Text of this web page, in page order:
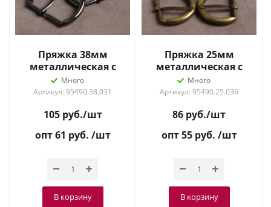
Пряжка 38мм
металлическая с
язычком Т.Никель
Много
Артикул: 95490.38.031
105руб./шт
опт 61 руб. /шт
В корзину
Пряжка 25мм
металлическая с
язычком Антик
Много
Артикул: 95490.25.036
86 руб./шт
опт 55 руб. /шт
В корзину